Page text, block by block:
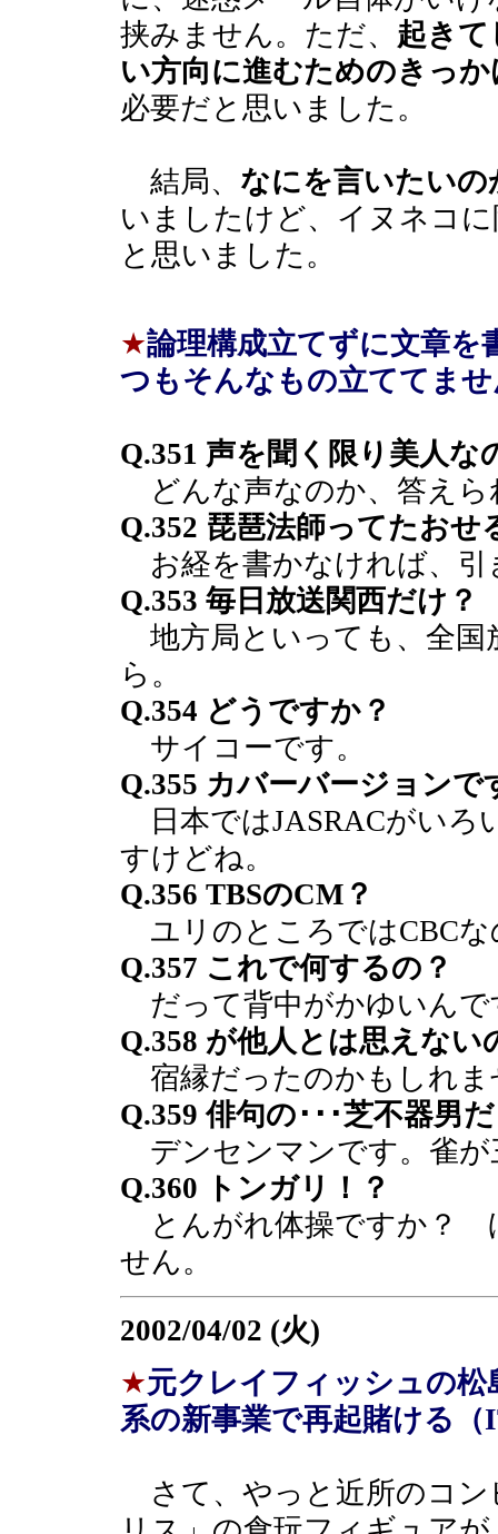
挟みません。ただ、 起き
い方向に進むためのきっか
必要だと思いました。
結局、 なにを言いたい
いましたけど、イヌネコ
と思いました。
★論理構成立てずに文章を
つもそんなもの立ててま
Q.351 声を聞く限り美人な
どんな声なのか、答えら
Q.352 琵琶法師ってたおせ
お経を書かなければ、引
Q.353 毎日放送関西だけ？
地方局といっても、全国
ら。
Q.354 どうですか？
サイコーです。
Q.355 カバーバージョンで
日本ではJASRACがいろ
すけどね。
Q.356 TBSのCM？
ユリのところではCBCな
Q.357 これで何するの？
だって背中がかゆいんで
Q.358 が他人とは思えない
宿縁だったのかもしれま
Q.359 俳句の･･･芝不器男
デンセンマンです。雀が
Q.360 トンガリ！？
とんがれ体操ですか？
せん。
2002/04/02 (火)
★元クレイフィッシュの松
系の新事業で再起賭ける（
さて、やっと近所のコン